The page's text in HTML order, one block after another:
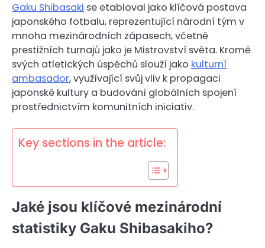
Gaku Shibasaki se etabloval jako klíčová postava
japonského fotbalu, reprezentující národní tým v
mnoha mezinárodních zápasech, včetně
prestižních turnajů jako je Mistrovství světa. Kromě
svých atletických úspěchů slouží jako kulturní
ambasador, využívající svůj vliv k propagaci
japonské kultury a budování globálních spojení
prostřednictvím komunitních iniciativ.
Key sections in the article:
Jaké jsou klíčové mezinárodní
statistiky Gaku Shibasakiho?